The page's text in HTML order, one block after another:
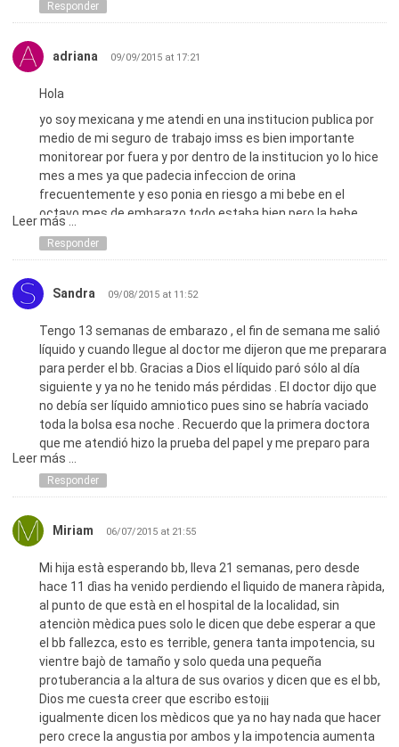
verdad bueno paso varios dias y el ñiño se volvio a poner asi
fuimos para una doctora q es muyyy buena verdad lo vio y q
es un soplo del corazon despues dise q era virar despues q
es infexion en los pulmones ayudeme de verdad es un niño
porfavor un consejo
Responder
adriana 09/09/2015 at 17:21
Hola
yo soy mexicana y me atendi en una institucion publica por
medio de mi seguro de trabajo imss es bien importante
monitorear por fuera y por dentro de la institucion yo lo hice
mes a mes ya que padecia infeccion de orina
frecuentemente y eso ponia en riesgo a mi bebe en el
octavo mes de embarazo todo estaba bien pero la bebe
fui al imss y ahi me dijeron que todo estaba bien pero soy
obsecione buscando informacion ya que tenia placenta algo
baja y siempre estuve en riesgo tambien le comentaba al
doctor hacerca de mi liquido amniotico ya que ellos no lo
checaron y fue cuando por primera vez escuche la palabra y
que queria decir que me faltaba liquido amniotico me
inducieron el parto y te dire que mi hija no queria
amamantarse debido a que tomo liquido yo siempre e
pensado que fue derivado por lo mismo es bien importante
checarte en las ultimas semanas sobre todo si se te esta
pasando aun que sea un dia del parto y de preferencia en 4d
yo les llevaba todos mis ulrasonidos siempre por que en el
imss estaban obsoletos mi bebe vomitaba verde le hicieron
que la hiba perder sin contar que le hicieron un lavado
dejen saquen placas pregunten no se queden con la duda si
hay que ir a un particular y hacer el gasto es preferible
ademas de todo mi hija tenia reflujo y uso leche de soya
despues nos dimos cuenta que era intolerante ala lactosa
sufriamos por que se ahogaba con la leche ya que la devolvia
lo hizo hasta los 7 meses aprox y ahora a mejorado bastante
actualmente tiene 10 meses ya no presenta reflujo devuelve
lo que se podria decir es normal y toma nido kinder y con las
papillas naturales le a ido demaciado bien ya subio de peso
pero esta baja pesa 7 kilos y medio mas baja que los demas
Leer más ...
Responder
Sandra 09/08/2015 at 11:52
Tengo 13 semanas de embarazo , el fin de semana me salió
líquido y cuando llegue al doctor me dijeron que me preparara
para perder el bb. Gracias a Dios el líquido paró sólo al día
siguiente y ya no he tenido más pérdidas . El doctor dijo que
no debía ser líquido amniotico pues sino se habría vaciado
toda la bolsa esa noche . Recuerdo que la primera doctora
que me atendió hizo la prueba del papel y me preparo para
casi un legrado al día siguiente . Puede ser posible que fuera
otra cosas que no sea líquido amniotico ? Es verdad que si
hay una fisura la bolsa se vacía completa sin poder evitarlo ?
Graxias !
Leer más ...
Responder
Miriam 06/07/2015 at 21:55
Mi hija està esperando bb, lleva 21 semanas, pero desde
hace 11 dìas ha venido perdiendo el lìquido de manera ràpida,
al punto de que està en el hospital de la localidad, sin
atenciòn mèdica pues solo le dicen que debe esperar a que
el bb fallezca, esto es terrible, genera tanta impotencia, su
vientre bajò de tamaño y solo queda una pequeña
protuberancia a la altura de sus ovarios y dicen que es el bb,
Dios me cuesta creer que escribo esto¡¡¡
igualmente dicen los mèdicos que ya no hay nada que hacer
pero crece la angustia por ambos y la impotencia aumenta